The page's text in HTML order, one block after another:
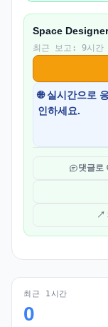
Space
최근 보고: 9시간
🌐 실시간으로
인하세요.
댓글로
↗
최근 1시간
0